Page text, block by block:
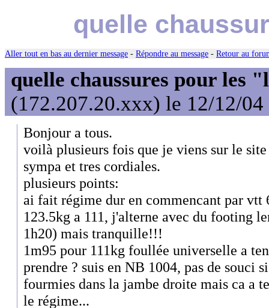
quelle
Aller tout en bas au dernier message - Répondre au message - Retour au
quelle chaussures pour les
(172.207.20.xxx) le 12/12/04
Bonjour a tous.
voilà plusieurs fois que je viens sur le
sympa et tres cordiales.
plusieurs points:
ai fait régime dur en commencant par vtt
123.5kg a 111, j'alterne avec du footing
1h20) mais tranquille!!!
1m95 pour 111kg foullée universelle a
prendre ? suis en NB 1004, pas de souci
fourmies dans la jambe droite mais ca a
le régime...